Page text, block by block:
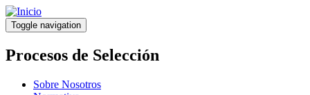
Pasar
al
contenido
principal
Toggle navigation
Procesos de Selección
Sobre Nosotros